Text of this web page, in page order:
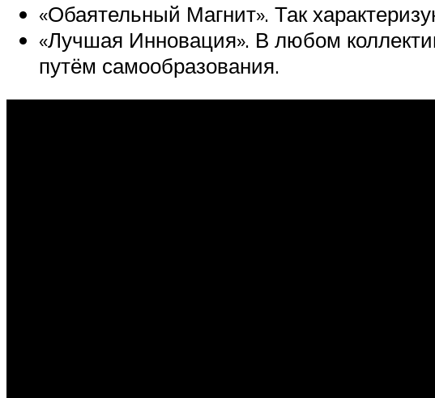
«Обаятельный Магнит». Так
«Лучшая Инновация». В любом
путём самообразования.